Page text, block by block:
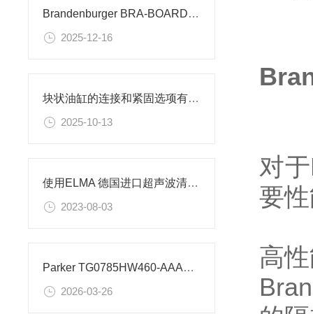
Brandenburger BRA-BOARD 隔热板材的特性
2025-12-16
块状油缸的连接和紧固选项有哪些？
2025-10-13
使用ELMA 德国进口超声波清洗机需要注意
2023-08-03
Parker TG0785HW460-AAAB 摆线马达应用案例
2026-03-26
对
要
高